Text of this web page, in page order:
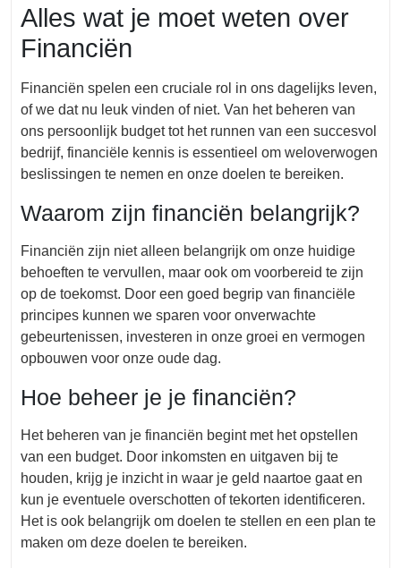
Alles wat je moet weten over
Financiën
Financiën spelen een cruciale rol in ons dagelijks leven,
of we dat nu leuk vinden of niet. Van het beheren van
ons persoonlijk budget tot het runnen van een succesvol
bedrijf, financiële kennis is essentieel om weloverwogen
beslissingen te nemen en onze doelen te bereiken.
Waarom zijn financiën belangrijk?
Financiën zijn niet alleen belangrijk om onze huidige
behoeften te vervullen, maar ook om voorbereid te zijn
op de toekomst. Door een goed begrip van financiële
principes kunnen we sparen voor onverwachte
gebeurtenissen, investeren in onze groei en vermogen
opbouwen voor onze oude dag.
Hoe beheer je je financiën?
Het beheren van je financiën begint met het opstellen
van een budget. Door inkomsten en uitgaven bij te
houden, krijg je inzicht in waar je geld naartoe gaat en
kun je eventuele overschotten of tekorten identificeren.
Het is ook belangrijk om doelen te stellen en een plan te
maken om deze doelen te bereiken.